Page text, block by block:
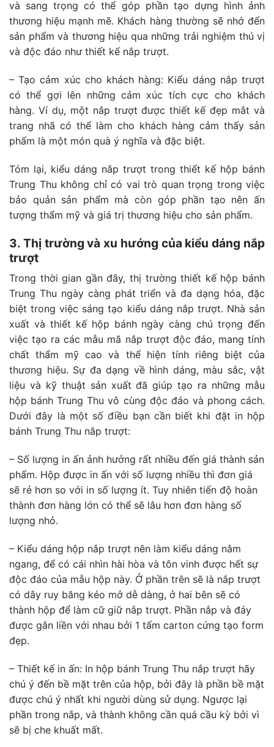
và sang trọng có thể góp phần tạo dựng hình ảnh
thương hiệu mạnh mẽ. Khách hàng thường sẽ nhớ đến
sản phẩm và thương hiệu qua những trải nghiệm thú vị
và độc đáo như thiết kế nắp trượt.
– Tạo cảm xúc cho khách hàng: Kiểu dáng nắp trượt
có thể gợi lên những cảm xúc tích cực cho khách
hàng. Ví dụ, một nắp trượt được thiết kế đẹp mắt và
trang nhã có thể làm cho khách hàng cảm thấy sản
phẩm là một món quà ý nghĩa và đặc biệt.
Tóm lại, kiểu dáng nắp trượt trong thiết kế hộp bánh
Trung Thu không chỉ có vai trò quan trọng trong việc
bảo quản sản phẩm mà còn góp phần tạo nên ấn
tượng thẩm mỹ và giá trị thương hiệu cho sản phẩm.
3. Thị trường và xu hướng của kiểu dáng nắp
trượt
Trong thời gian gần đây, thị trường thiết kế hộp bánh
Trung Thu ngày càng phát triển và đa dạng hóa, đặc
biệt trong việc sáng tạo kiểu dáng nắp trượt. Nhà sản
xuất và thiết kế hộp bánh ngày càng chú trọng đến
việc tạo ra các mẫu mã nắp trượt độc đáo, mang tính
chất thẩm mỹ cao và thể hiện tính riêng biệt của
thương hiệu. Sự đa dạng về hình dáng, màu sắc, vật
liệu và kỹ thuật sản xuất đã giúp tạo ra những mẫu
hộp bánh Trung Thu vô cùng độc đáo và phong cách.
Dưới đây là một số điều bạn cần biết khi đặt in hộp
bánh Trung Thu nắp trượt:
– Số lượng in ấn ảnh hưởng rất nhiều đến giá thành sản
phẩm. Hộp được in ấn với số lượng nhiều thì đơn giá
sẽ rẻ hơn so với in số lượng ít. Tuy nhiên tiến độ hoàn
thành đơn hàng lớn có thể sẽ lâu hơn đơn hàng số
lượng nhỏ.
– Kiểu dáng hộp nắp trượt nên làm kiểu dáng nằm
ngang, để có cái nhìn hài hòa và tôn vinh được hết sự
độc đáo của mẫu hộp này. Ở phần trên sẽ là nắp trượt
có dây ruy băng kéo mở dễ dàng, ở hai bên sẽ có
thành hộp để làm cữ giữ nắp trượt. Phần nắp và đáy
được gắn liền với nhau bởi 1 tấm carton cứng tạo form
đẹp.
– Thiết kế in ấn: In hộp bánh Trung Thu nắp trượt hãy
chú ý đến bề mặt trên của hộp, bởi đây là phần bề mặt
được chú ý nhất khi người dùng sử dụng. Ngược lại
phần trong nắp, và thành không cần quá cầu kỳ bởi vì
sẽ bị che khuất mất.